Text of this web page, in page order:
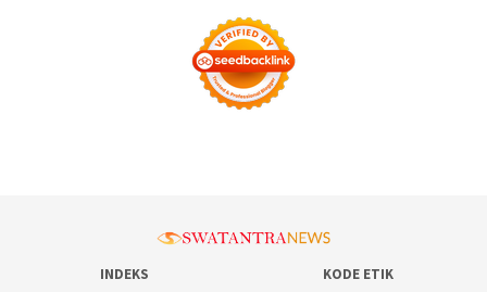
INDEKS KODE ETIK